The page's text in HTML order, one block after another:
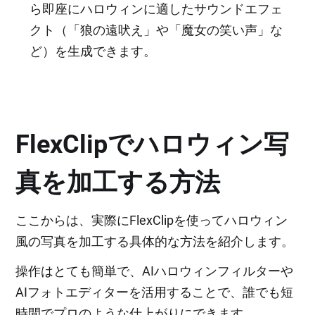
ら即座にハロウィンに適したサウンドエフェ
クト（「狼の遠吠え」や「魔女の笑い声」な
ど）を生成できます。
FlexClipでハロウィン写
真を加工する方法
ここからは、実際にFlexClipを使ってハロウィン
風の写真を加工する具体的な方法を紹介します。
操作はとても簡単で、AIハロウィンフィルターや
AIフォトエディターを活用することで、誰でも短